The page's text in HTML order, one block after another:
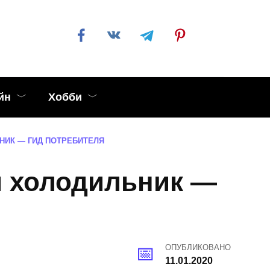
Хобби
— ГИД ПОТРЕБИТЕЛЯ
холодильник —
ОПУБЛИКОВАНО
11.01.2020